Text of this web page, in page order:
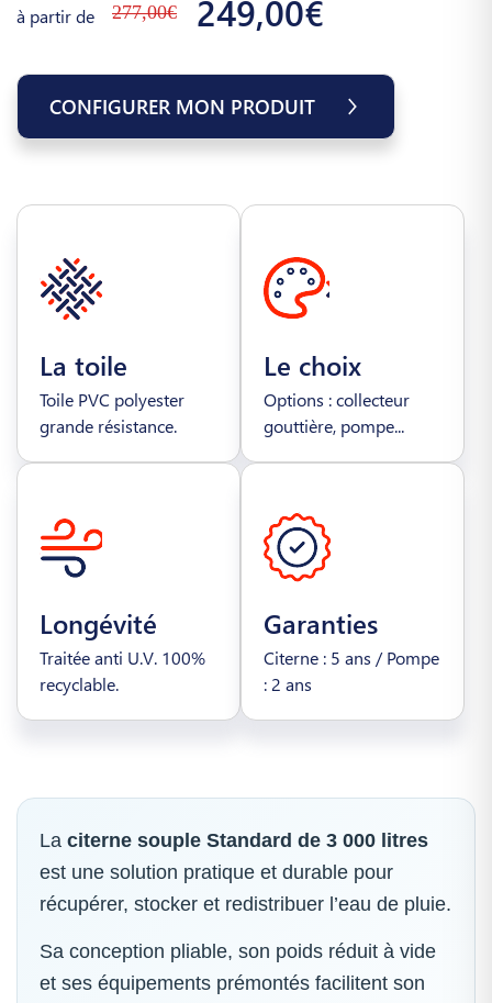
à partir de 277,00€ 249,00€
CONFIGURER MON PRODUIT
La toile
Toile PVC polyester
grande résistance.
Le choix
Options : collecteur
gouttière, pompe...
Longévité
Traitée anti U.V. 100%
recyclable.
Garanties
Citerne : 5 ans / Pompe
: 2 ans
La citerne souple Standard de 3 000 litres
est une solution pratique et durable pour
récupérer, stocker et redistribuer l’eau de pluie.
Sa conception pliable, son poids réduit à vide
et ses équipements prémontés facilitent son